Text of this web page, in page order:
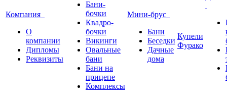
Компания
О
компании
Дипломы
Реквизиты
Бани-
бочки
Квадро-
бочки
Викинги
Овальные
бани
Бани на
прицепе
Комплексы
Мини-брус
Бани
Беседки
Дачные
дома
Купели
Фурако